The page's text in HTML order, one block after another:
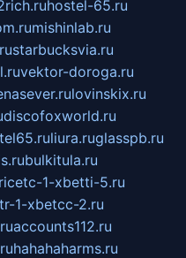
hostel-65.ru
mishinlab.ru
starbucksvia.ru
vektor-doroga.ru
lovinskix.ru
discofoxworld.ru
liura.ruglasspb.ru
bulkitula.ru
1-xbetti-5.ru
1-xbetcc-2.ru
accounts112.ru
hahahaharms.ru